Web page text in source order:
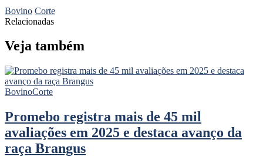
Bovino Corte
Relacionadas
Veja também
BovinoCorte
Promebo registra mais de 45 mil
avaliações em 2025 e destaca avanço da
raça Brangus